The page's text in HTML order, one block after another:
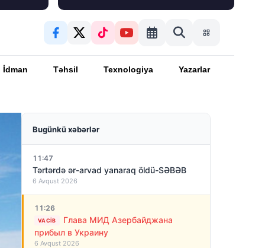
İdman Təhsil Texnologiya Yazarlar
Bugünkü xəbərlər
11:47
Tərtərdə ər-arvad yanaraq öldü-SƏBƏB
6 Avqust 2026
11:26
VACIB
Глава МИД Азербайджана
прибыл в Украину
6 Avqust 2026